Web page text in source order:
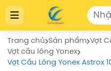
Cửa Hàng Thể Thao
Cửa Hàng Thể Thao
0772155559
https://covisport.com/
Trang chủ Sản phẩm Vợt
Vợt cầu lông Yonex
Vợt Cầu Lông Yonex Astrox